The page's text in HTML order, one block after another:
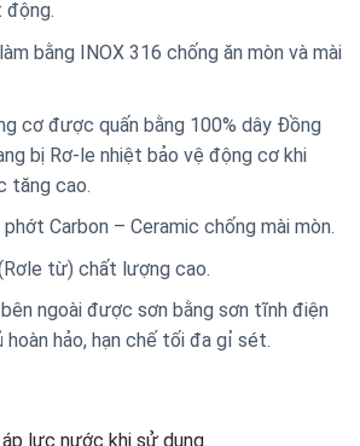
động.
bằng INOX 316 chống ăn mòn và mài
cơ được quấn bằng 100% dây Đồng
bị Rơ-le nhiệt bảo vệ động cơ khi
tăng cao.
Carbon – Ceramic chống mài mòn.
từ) chất lượng cao.
ngoài được sơn bằng sơn tĩnh điện
hảo, hạn chế tối đa gỉ sét.
lực nước khi sử dụng.